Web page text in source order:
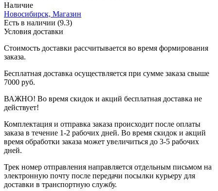
Наличие
Новосибирск, Магазин
Есть в наличии (9.3)
Условия доставки
Стоимость доставки рассчитывается во время формирования
заказа.
Бесплатная доставка осуществляется при сумме заказа свыше
7000 руб.
ВАЖНО! Во время скидок и акций бесплатная доставка не
действует!
Комплектация и отправка заказа происходит после оплаты
заказа в течение 1-2 рабочих дней. Во время скидок и акций
время обработки заказа может увеличиться до 3-5 рабочих
дней.
Трек номер отправления направляется отдельным письмом на
электронную почту после передачи посылки курьеру для
доставки в транспортную службу.